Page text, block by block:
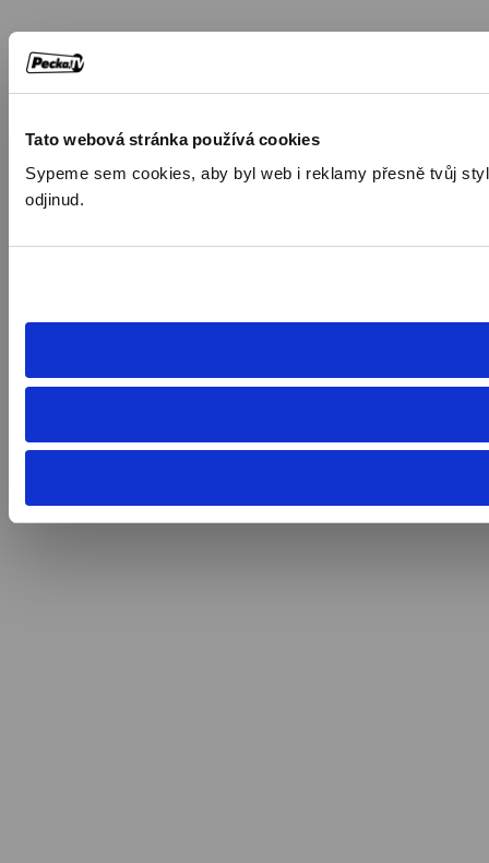
Tato webová stránka používá cookies
Sypeme sem cookies, aby byl web i reklamy přesně tvůj
odjinud.